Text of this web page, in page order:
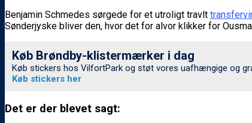
Benjamin Schmedes sørgede for et utroligt travlt
Sønderjyske bliver den, hvor det for alvor klikker for
Køb Brøndby-klistermærker i dag
Køb stickers hos VilfortPark og støt vores uafhængige og
Køb stickers her
Det er der blevet sagt: